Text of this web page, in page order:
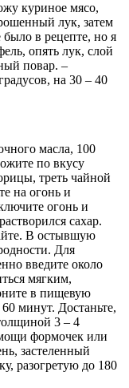
куриное мясо,
лук, затем
было в рецепте, но я
опять лук, слой
повар. –
на 30 – 40
масла, 100
по вкусу
треть чайной
на огонь и
огонь и
сахар.
В остывшую
Для
введите около
мягким,
в пищевую
минут. Достаньте,
3 – 4
формочек или
застеленный
разогретую до 180